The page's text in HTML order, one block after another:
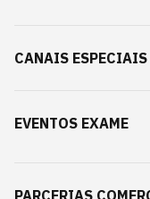
CANAIS ESPECIAIS
EVENTOS EXAME
PARCERIAS